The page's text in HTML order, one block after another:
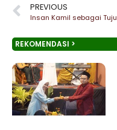
PREVIOUS
REKOMENDASI >